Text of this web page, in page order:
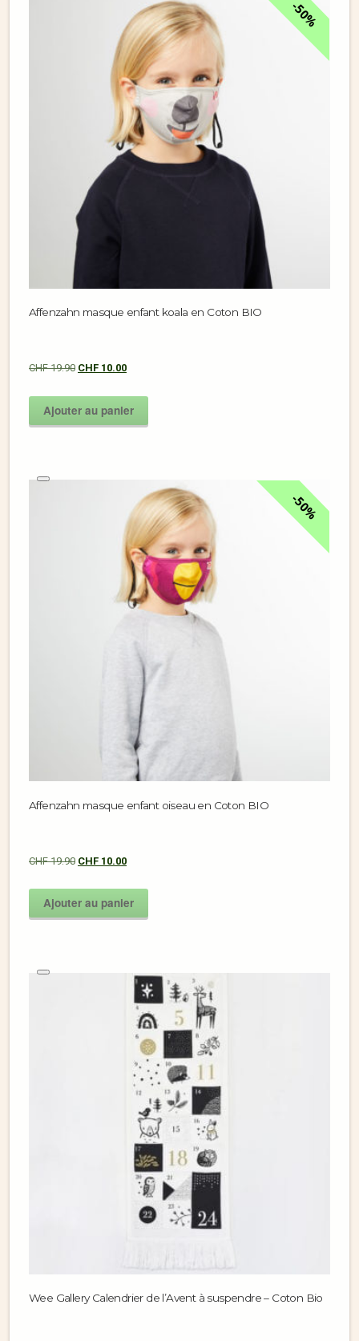
50%
Affenzahn masque enfant koala en Coton BIO
CHF19.90 CHF 10.00
Ajouter au panier
50%
Affenzahn masque enfant oiseau en Coton BIO
CHF19.90 CHF 10.00
Ajouter au panier
Wee Gallery Calendrier de l’Avent à suspendre – Coton Bio